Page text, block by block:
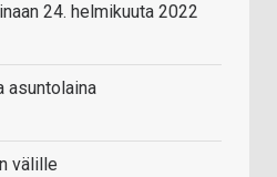
24. helmikuuta 2022
asuntolaina
välille